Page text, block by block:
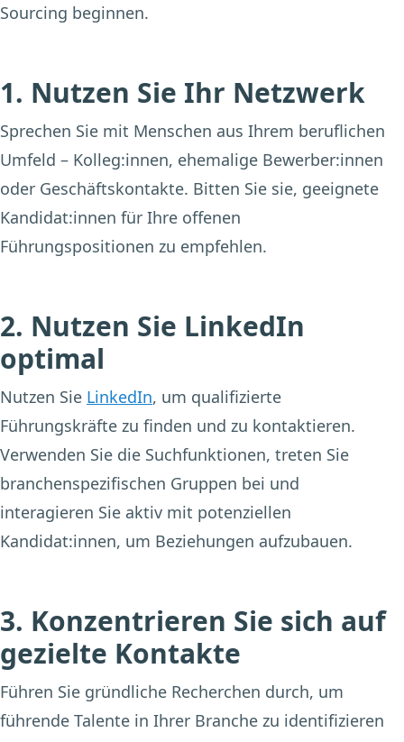
Sourcing beginnen.
1. Nutzen Sie Ihr Netzwerk
Sprechen Sie mit Menschen aus Ihrem beruflichen
Umfeld – Kolleg:innen, ehemalige Bewerber:innen
oder Geschäftskontakte. Bitten Sie sie, geeignete
Kandidat:innen für Ihre offenen
Führungspositionen zu empfehlen.
2. Nutzen Sie LinkedIn
optimal
Nutzen Sie LinkedIn, um qualifizierte
Führungskräfte zu finden und zu kontaktieren.
Verwenden Sie die Suchfunktionen, treten Sie
branchenspezifischen Gruppen bei und
interagieren Sie aktiv mit potenziellen
Kandidat:innen, um Beziehungen aufzubauen.
3. Konzentrieren Sie sich auf
gezielte Kontakte
Führen Sie gründliche Recherchen durch, um
führende Talente in Ihrer Branche zu identifizieren